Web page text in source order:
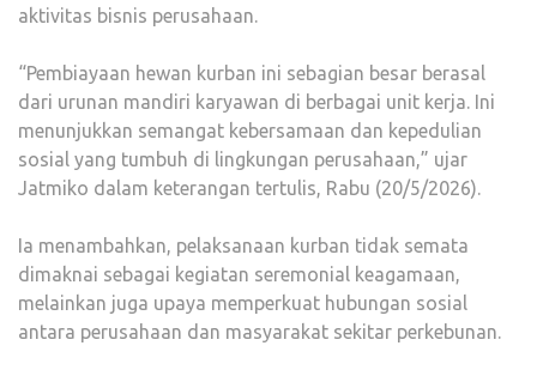
aktivitas bisnis perusahaan.
“Pembiayaan hewan kurban ini sebagian besar berasal
dari urunan mandiri karyawan di berbagai unit kerja. Ini
menunjukkan semangat kebersamaan dan kepedulian
sosial yang tumbuh di lingkungan perusahaan,” ujar
Jatmiko dalam keterangan tertulis, Rabu (20/5/2026).
Ia menambahkan, pelaksanaan kurban tidak semata
dimaknai sebagai kegiatan seremonial keagamaan,
melainkan juga upaya memperkuat hubungan sosial
antara perusahaan dan masyarakat sekitar perkebunan.